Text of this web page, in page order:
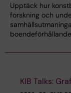
Upptäck hur
forskning och
KIB Talks: